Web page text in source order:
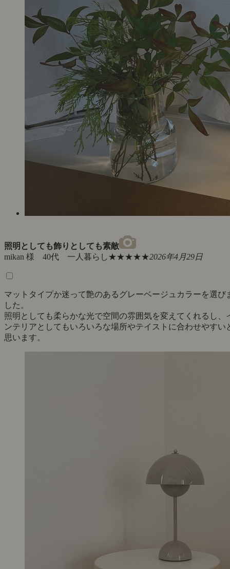
照明としても飾りとしても素敵
mikan 様 40代 一人暮らし★★★★★2026年4月29日
マットタイプか迷って艶のあるグレーベージュカラーを選び
した。
照明としても柔らかな光で空間の雰囲気を変えてくれるし、
ンテリアとしてもいろいろな場所やテイストに合わせやすい
思います。